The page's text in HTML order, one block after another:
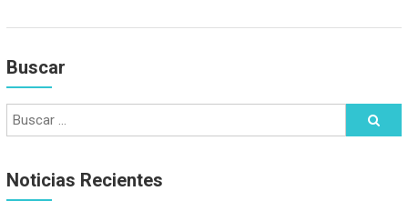
Buscar
Noticias Recientes